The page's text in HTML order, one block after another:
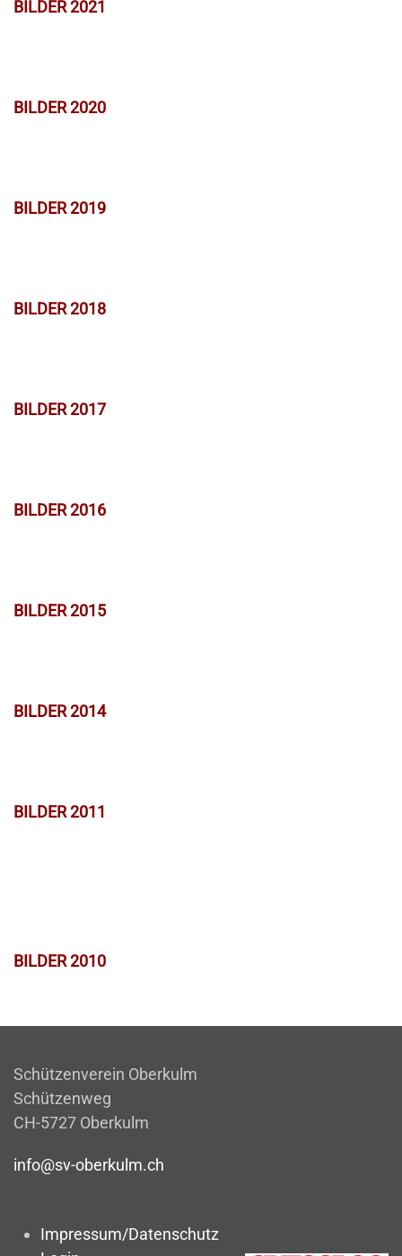
BILDER 2021
BILDER 2020
BILDER 2019
BILDER 2018
BILDER 2017
BILDER 2016
BILDER 2015
BILDER 2014
BILDER 2011
BILDER 2010
Schützenverein Oberkulm
Schützenweg
CH-5727 Oberkulm
info@sv-oberkulm.ch
Impressum/Datenschutz